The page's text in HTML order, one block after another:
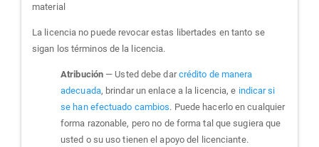
material
La licencia no puede revocar estas libertades en tanto se
sigan los términos de la licencia.
Atribución — Usted debe darcrédito de manera
adecuada, brindar un enlace a la licencia, e indicar si
se han efectuado cambios. Puede hacerlo en cualquier
forma razonable, pero no de forma tal que sugiera que
usted o su uso tienen el apoyo del licenciante.